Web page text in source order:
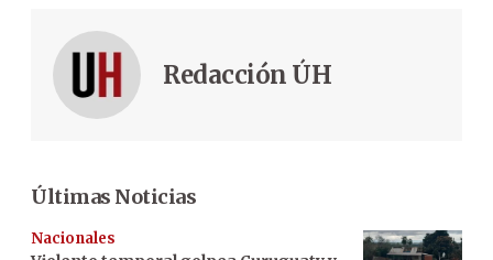
Redacción ÚH
Últimas Noticias
Nacionales